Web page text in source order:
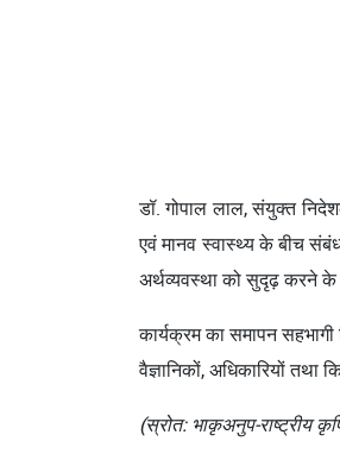
डॉ. गोपाल लाल, संयुक्त
एवं मानव स्वास्थ्य के बीच
अर्थव्यवस्था को सुदृढ़ करने के
कार्यक्रम का समापन
वैज्ञानिकों, अधिकारियों
(स्रोत: भाकृअनुप-राष्ट्रीय